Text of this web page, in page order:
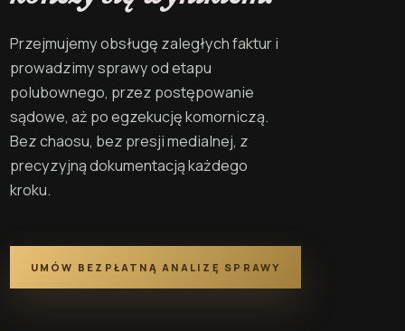
Przejmujemy obsługę zaległych faktur i
prowadzimy sprawy od etapu
polubownego, przez postępowanie
sądowe, aż po egzekucję komorniczą.
Bez chaosu, bez presji medialnej, z
precyzyjną dokumentacją każdego
kroku.
UMÓW BEZPŁATNĄ ANALIZĘ SPRAWY